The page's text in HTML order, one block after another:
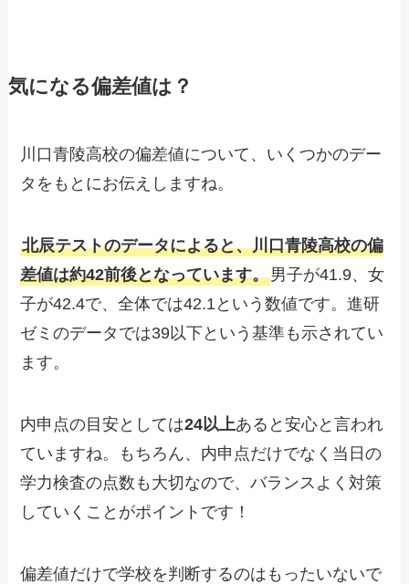
気になる偏差値は？
川口青陵高校の偏差値について、いくつかのデー
タをもとにお伝えしますね。
北辰テストのデータによると、川口青陵高校の偏
差値は約42前後となっています。男子が41.9、女
子が42.4で、全体では42.1という数値です。進研
ゼミのデータでは39以下という基準も示されてい
ます。
内申点の目安としては24以上あると安心と言われ
ていますね。もちろん、内申点だけでなく当日の
学力検査の点数も大切なので、バランスよく対策
していくことがポイントです！
偏差値だけで学校を判断するのはもったいないで